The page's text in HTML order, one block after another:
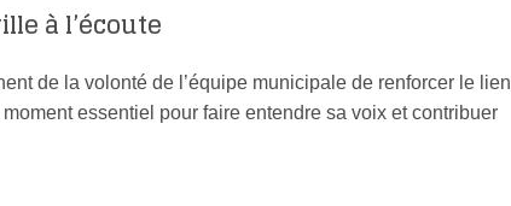
à l’écoute
de la volonté de l’équipe municipale de renforcer le lien
essentiel pour faire entendre sa voix et contribuer